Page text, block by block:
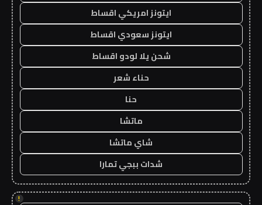
ايتونز امريكي اقساط
ايتونز سعودي اقساط
شحن يلا لودو اقساط
حناء شعر
حنا
ماتشا
شاي ماتشا
شدات ببجي تمارا
!